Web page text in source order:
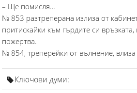
– Ще помисля…
№ 853 разтреперана излиза от
притискайки към гърдите си връзката,
пожертва.
№ 854, треперейки от вълнение, влиза
Ключови думи: